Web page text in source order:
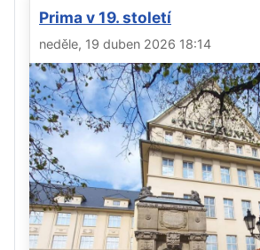
Prima v 19. století
neděle, 19 duben 2026 18:14